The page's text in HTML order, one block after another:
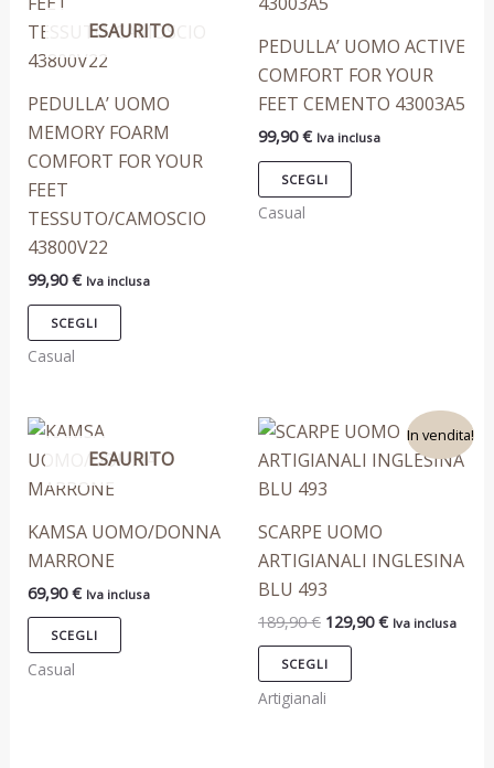
ESAURITO
PEDULLA’ UOMO
MEMORY FOARM
COMFORT FOR YOUR
FEET
TESSUTO/CAMOSCIO
43800V22
99,90€ Iva inclusa
SCEGLI
varianti.
possono
essere
scelte
pagina
prodotto
Casual
PEDULLA’ UOMO ACTIVE
COMFORT FOR YOUR
FEET CEMENTO 43003A5
99,90€ Iva inclusa
SCEGLI
Le
opzioni
possono
essere
nella
Casual
ESAURITO
KAMSA UOMO/DONNA
MARRONE
69,90€ Iva inclusa
SCEGLI
prodotto
varianti.
opzioni
essere
Casual
In vendita!
SCARPE UOMO
ARTIGIANALI INGLESINA
BLU 493
189,90€
Il
prezzo
originale
era:
129,90€
Il
prezzo
attuale
Iva inclusa
SCEGLI
Questo
prodotto
varianti.
Le
possono
scelte
Artigianali